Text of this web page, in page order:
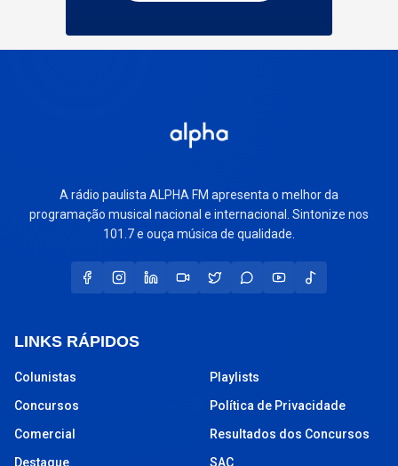
A rádio paulista ALPHA FM apresenta o melhor da
programação musical nacional e internacional. Sintonize nos
101.7 e ouça música de qualidade.
LINKS RÁPIDOS
Colunistas
Concursos
Comercial
Destaque
Playlists
Política de Privacidade
Resultados dos Concursos
SAC